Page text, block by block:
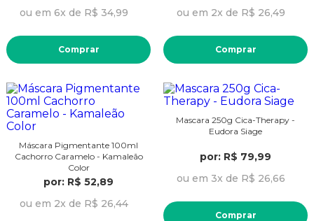
ou em 6x de R$ 34,99
Comprar
ou em 2x de R$ 26,49
Comprar
Máscara Pigmentante 100ml
Cachorro Caramelo - Kamaleão
Color
por: R$ 52,89
ou em 2x de R$ 26,44
Mascara 250g Cica-Therapy -
Eudora Siage
por: R$ 79,99
ou em 3x de R$ 26,66
Comprar